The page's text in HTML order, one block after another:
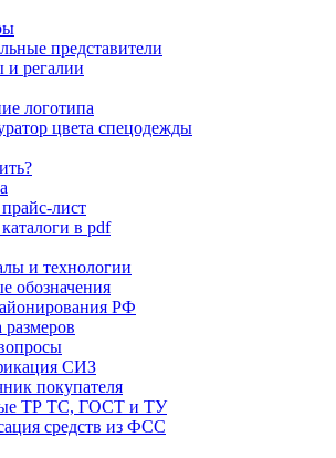
представители
и регалии
логотипа
цвета спецодежды
лист
в pdf
и технологии
обозначения
РФ
СИЗ
покупателя
ТР ТС, ГОСТ и ТУ
средств из ФСС